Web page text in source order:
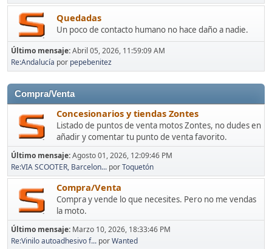
Quedadas
Un poco de contacto humano no hace daño a nadie.
Último mensaje:Abril 05, 2026, 11:59:09 AM
Re:Andalucía por pepebenitez
Compra/Venta
Concesionarios y tiendas Zontes
Listado de puntos de venta motos Zontes, no dudes en
añadir y comentar tu punto de venta favorito.
Último mensaje:Agosto 01, 2026, 12:09:46 PM
Re:VIA SCOOTER, Barcelon... porToquetón
Compra/Venta
Compra y vende lo que necesites. Pero no me vendas
la moto.
Último mensaje: Marzo 10, 2026, 18:33:46 PM
Re:Vinilo autoadhesivo f... porWanted